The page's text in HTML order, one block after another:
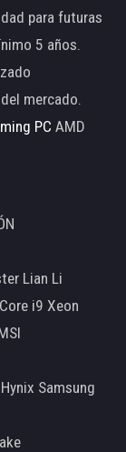
para futuras
5 años.
mercado.
PC AMD
Lian Li
i9 Xeon
Samsung